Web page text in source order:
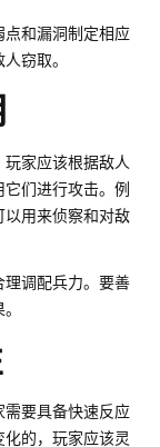
和漏洞制定相应
窃取。
家应该根据敌人
们进行攻击。例
用来侦察和对敌
调配兵力。要善
要具备快速反应
的，玩家应该灵